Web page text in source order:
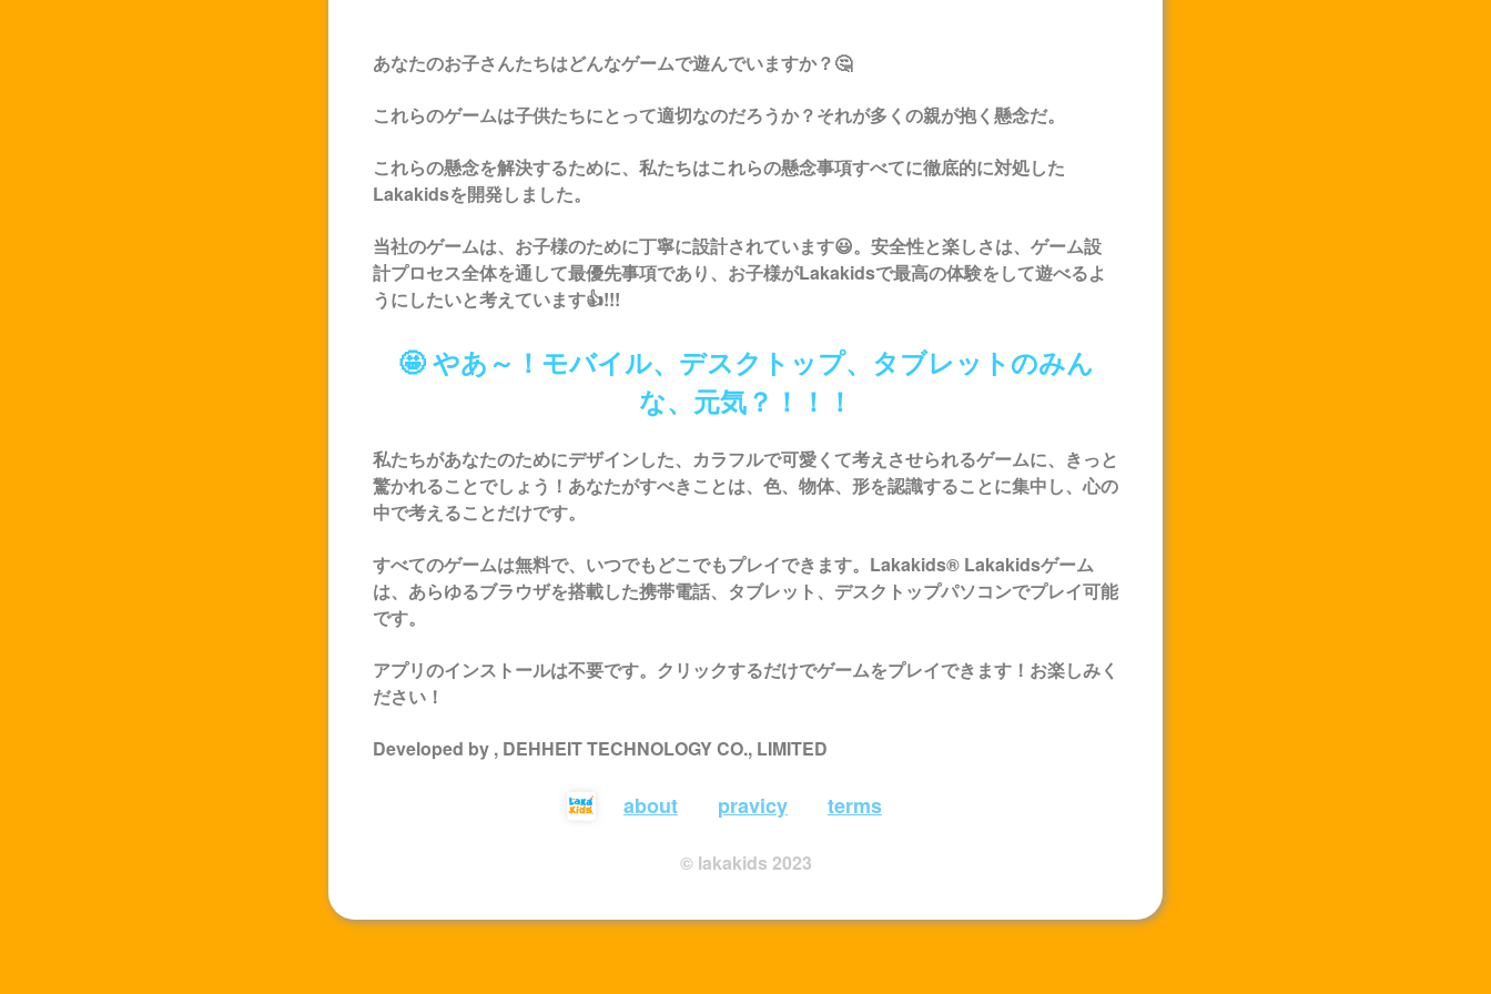
あなたのお子さんたちはどんなゲームで遊んでいますか？🤔
これらのゲームは子供たちにとって適切なのだろうか？それが多くの親が抱く懸念だ。
これらの懸念を解決するために、私たちはこれらの懸念事項すべてに徹底的に対処した
Lakakidsを開発しました。
当社のゲームは、お子様のために丁寧に設計されています😃。安全性と楽しさは、ゲーム設
計プロセス全体を通して最優先事項であり、お子様がLakakidsで最高の体験をして遊べるよ
うにしたいと考えています👍!!!
🤩 やあ～！モバイル、デスクトップ、タブレットのみん
な、元気？！！！
私たちがあなたのためにデザインした、カラフルで可愛くて考えさせられるゲームに、きっと
驚かれることでしょう！あなたがすべきことは、色、物体、形を認識することに集中し、心の
中で考えることだけです。
すべてのゲームは無料で、いつでもどこでもプレイできます。Lakakids® Lakakidsゲーム
は、あらゆるブラウザを搭載した携帯電話、タブレット、デスクトップパソコンでプレイ可能
です。
アプリのインストールは不要です。クリックするだけでゲームをプレイできます！お楽しみく
ださい！
Developed by , DEHHEIT TECHNOLOGY CO., LIMITED
about pravicy terms
© lakakids 2023